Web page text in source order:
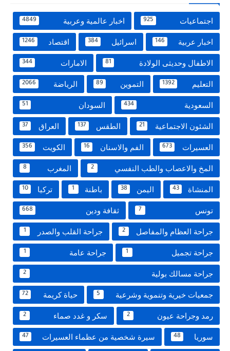
اجتماعيات 925 اخبار عالمية وعربية 4849
اخبار عربية 146 اسرائيل 384 اقتصاد 1246
الاطفال وحديثى الولادة 81 الامارات 344
التعليم 1392 التموين 89 الرياضة 2066
السعودية 434 السودان 51
الشئون الاجتماعية 21 الطقس 137 العراق 37
العسيرات 673 الفم والاسنان 16 الكويت 356
المخ والاعصاب والطب النفسي 2 المغرب 8
المنشاة 43 اليمن 38 باطنة 1 تركيا 10
تونس 7 ثقافة ودين 668
جراحة العظام والمفاصل 2 جراحة القلب والصدر 1
جراحة تجميل 1 جراحة عامة 1
جراحة مسالك بولية 2
جمعيات خيرية وتنموية وشرعية 5 حياة كريمة 72
رمد وجراحة عيون 2 سكر و غدد صماء 2
سوريا 48 سيرة شخصية من عظماء العسيرات 47